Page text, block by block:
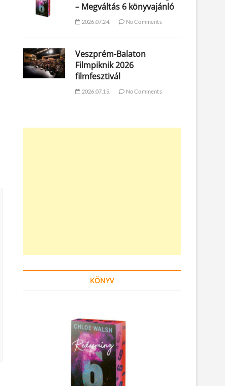
– Megváltás 6 könyvajánló
2026.07.24. No Comments
Veszprém-Balaton
Filmpiknik 2026
filmfesztivál
2026.07.15. No Comments
KÖNYV